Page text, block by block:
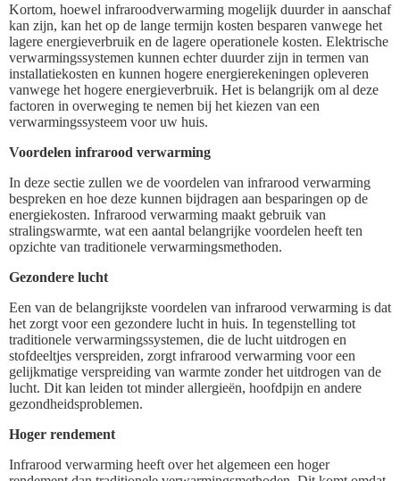
Kortom, hoewel infraroodverwarming mogelijk duurder in aanschaf
kan zijn, kan het op de lange termijn kosten besparen vanwege het
lagere energieverbruik en de lagere operationele kosten. Elektrische
verwarmingssystemen kunnen echter duurder zijn in termen van
installatiekosten en kunnen hogere energierekeningen opleveren
vanwege het hogere energieverbruik. Het is belangrijk om al deze
factoren in overweging te nemen bij het kiezen van een
verwarmingssysteem voor uw huis.
Voordelen infrarood verwarming
In deze sectie zullen we de voordelen van infrarood verwarming
bespreken en hoe deze kunnen bijdragen aan besparingen op de
energiekosten. Infrarood verwarming maakt gebruik van
stralingswarmte, wat een aantal belangrijke voordelen heeft ten
opzichte van traditionele verwarmingsmethoden.
Gezondere lucht
Een van de belangrijkste voordelen van infrarood verwarming is dat
het zorgt voor een gezondere lucht in huis. In tegenstelling tot
traditionele verwarmingssystemen, die de lucht uitdrogen en
stofdeeltjes verspreiden, zorgt infrarood verwarming voor een
gelijkmatige verspreiding van warmte zonder het uitdrogen van de
lucht. Dit kan leiden tot minder allergieën, hoofdpijn en andere
gezondheidsproblemen.
Hoger rendement
Infrarood verwarming heeft over het algemeen een hoger